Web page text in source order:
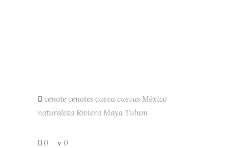
cenote cenotes cueva cuevas México
naturaleza Riviera Maya Tulum
0 0